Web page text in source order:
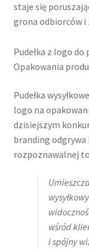
Data Access
Frequently Asked
Homepage
Homepage
Latest Blog
My Account
Pudełka z logo
Opakowania
Pudełka
logo na
dzisiejszym
branding
rozpoznawalnej
wśród
i spójny